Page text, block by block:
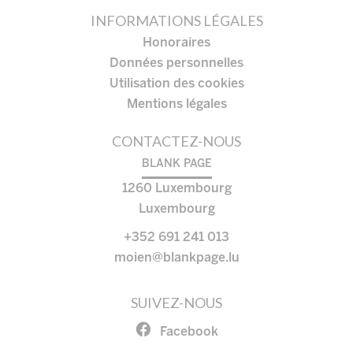
INFORMATIONS LÉGALES
Honoraires
Données personnelles
Utilisation des cookies
Mentions légales
CONTACTEZ-NOUS
BLANK PAGE
1260 Luxembourg
Luxembourg
+352 691 241 013
moien@blankpage.lu
SUIVEZ-NOUS
Facebook